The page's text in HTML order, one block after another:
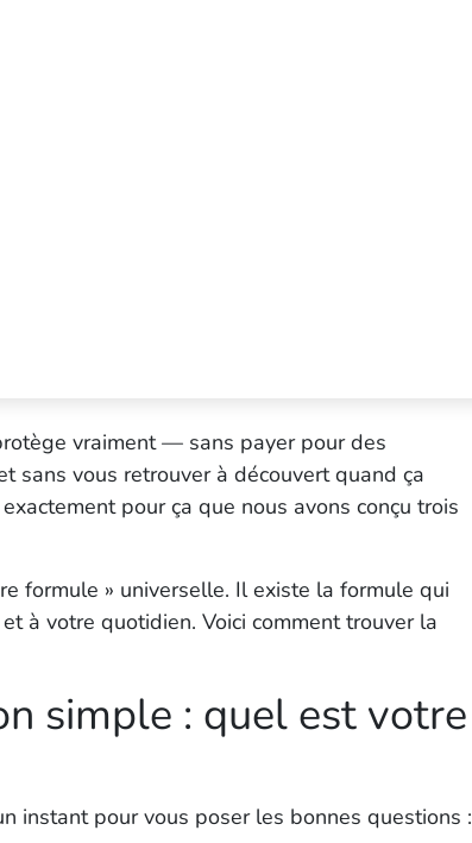
vraiment — sans payer pour des
sans vous retrouver à découvert quand ça
pour ça que nous avons conçu trois
formule » universelle. Il existe la formule qui
à votre quotidien. Voici comment trouver la
simple : quel est votre
instant pour vous poser les bonnes questions :